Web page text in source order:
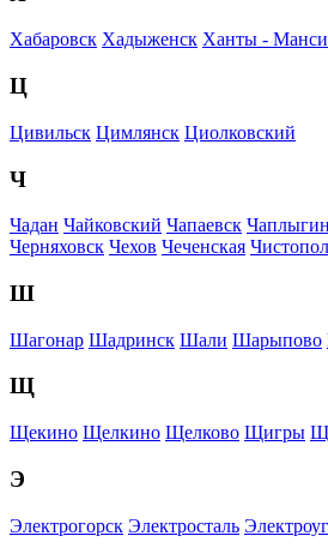
Хабаровск Хадыженск Ханты -
Ц
Цивильск Цимлянск Циолковский
Ч
Чадан Чайковский Чапаевск Чаплыгин
Черняховск Чехов Чеченская
Ш
Шагонар Шадринск Шали Шарыпово
Щ
Щекино Щелкино Щелково Щигры
Э
Электрогорск Электросталь